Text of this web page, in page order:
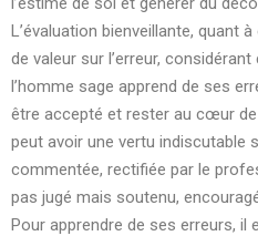
L’évaluation bienveillante, quant
de valeur sur l’erreur,
l’homme sage apprend de ses
être accepté et rester au cœur de
peut avoir une vertu indiscutable
commentée, rectifiée par le
pas jugé mais soutenu,
Pour apprendre de ses erreurs, il